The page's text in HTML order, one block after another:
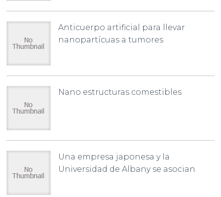
Anticuerpo artificial para llevar
nanopartícuas a tumores
Nano estructuras comestibles
Una empresa japonesa y la
Universidad de Albany se asocian